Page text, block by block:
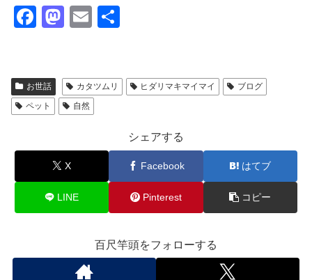
F
e
b
o
M
o
d
n
E
お世話 カタツムリ ヒダリマキマイマイ
ブログ
ペット
自然
シェアする
X Facebook はてブ
LINE Pinterest コピー
百尺竿頭をフォローする